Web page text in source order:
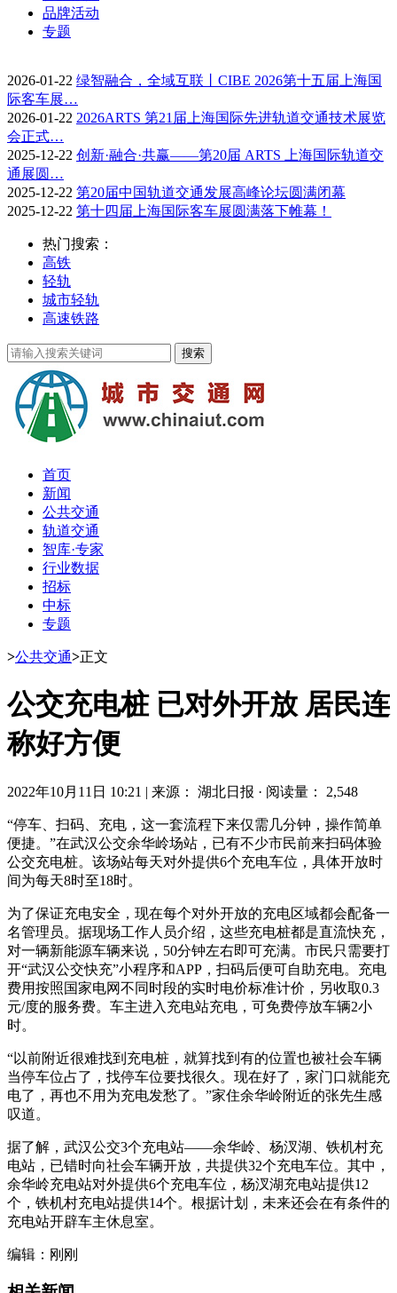
品牌活动
专题
2026-01-22 绿智融合，全域互联丨CIBE 2026第十五届上海国
际客车展…
2026-01-22 2026ARTS 第21届上海国际先进轨道交通技术展览
会正式…
2025-12-22 创新·融合·共赢——第20届 ARTS 上海国际轨道交
通展圆…
2025-12-22 第20届中国轨道交通发展高峰论坛圆满闭幕
2025-12-22 第十四届上海国际客车展圆满落下帷幕！
热门搜索：
高铁
轻轨
城市轻轨
高速铁路
首页
新闻
公共交通
轨道交通
智库·专家
行业数据
招标
中标
专题
>公共交通>正文
公交充电桩 已对外开放 居民连
称好方便
2022年10月11日 10:21 | 来源： 湖北日报 · 阅读量： 2,548
“停车、扫码、充电，这一套流程下来仅需几分钟，操作简单
便捷。”在武汉公交余华岭场站，已有不少市民前来扫码体验
公交充电桩。该场站每天对外提供6个充电车位，具体开放时
间为每天8时至18时。
为了保证充电安全，现在每个对外开放的充电区域都会配备一
名管理员。据现场工作人员介绍，这些充电桩都是直流快充，
对一辆新能源车辆来说，50分钟左右即可充满。市民只需要打
开“武汉公交快充”小程序和APP，扫码后便可自助充电。充电
费用按照国家电网不同时段的实时电价标准计价，另收取0.3
元/度的服务费。车主进入充电站充电，可免费停放车辆2小
时。
“以前附近很难找到充电桩，就算找到有的位置也被社会车辆
当停车位占了，找停车位要找很久。现在好了，家门口就能充
电了，再也不用为充电发愁了。”家住余华岭附近的张先生感
叹道。
据了解，武汉公交3个充电站——余华岭、杨汊湖、铁机村充
电站，已错时向社会车辆开放，共提供32个充电车位。其中，
余华岭充电站对外提供6个充电车位，杨汊湖充电站提供12
个，铁机村充电站提供14个。根据计划，未来还会在有条件的
充电站开辟车主休息室。
编辑：刚刚